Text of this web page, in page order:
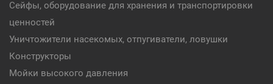
Сейфы, оборудование для хранения и транспортировки
ценностей
Уничтожители насекомых, отпугиватели, ловушки
Конструкторы
Мойки высокого давления